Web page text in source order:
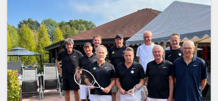
Platzbuchung